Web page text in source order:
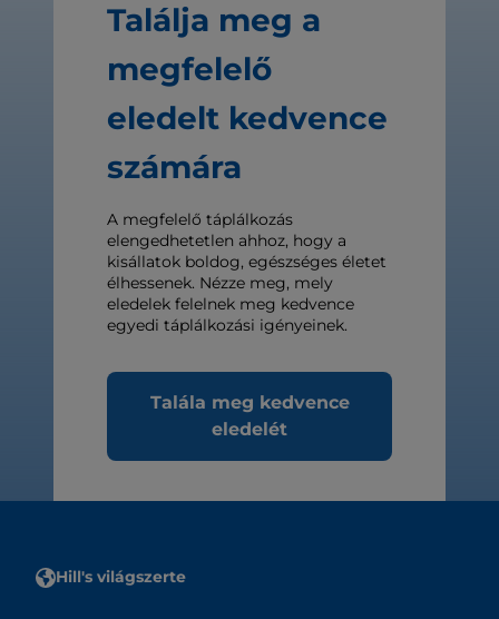
Találja meg a
megfelelő
eledelt kedvence
számára
A megfelelő táplálkozás
elengedhetetlen ahhoz, hogy a
kisállatok boldog, egészséges életet
élhessenek. Nézze meg, mely
eledelek felelnek meg kedvence
egyedi táplálkozási igényeinek.
Talála meg kedvence
eledelét
Hill's világszerte